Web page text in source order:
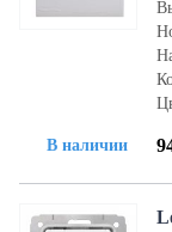
В наличии